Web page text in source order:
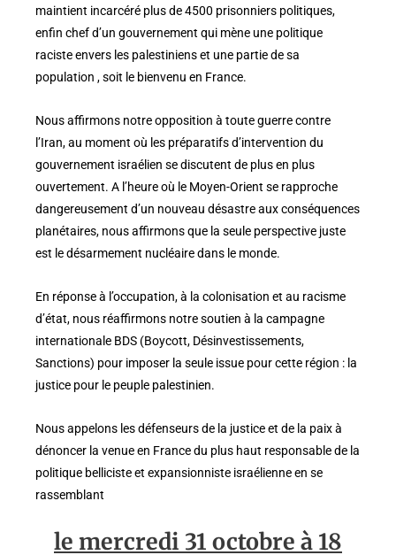
maintient incarcéré plus de 4500 prisonniers politiques,
enfin chef d’un gouvernement qui mène une politique
raciste envers les palestiniens et une partie de sa
population , soit le bienvenu en France.
Nous affirmons notre opposition à toute guerre contre
l’Iran, au moment où les préparatifs d’intervention du
gouvernement israélien se discutent de plus en plus
ouvertement. A l’heure où le Moyen-Orient se rapproche
dangereusement d’un nouveau désastre aux conséquences
planétaires, nous affirmons que la seule perspective juste
est le désarmement nucléaire dans le monde.
En réponse à l’occupation, à la colonisation et au racisme
d’état, nous réaffirmons notre soutien à la campagne
internationale BDS (Boycott, Désinvestissements,
Sanctions) pour imposer la seule issue pour cette région : la
justice pour le peuple palestinien.
Nous appelons les défenseurs de la justice et de la paix à
dénoncer la venue en France du plus haut responsable de la
politique belliciste et expansionniste israélienne en se
rassemblant
le mercredi 31 octobre à 18